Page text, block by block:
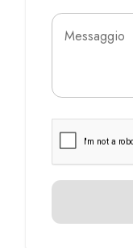
Messaggio